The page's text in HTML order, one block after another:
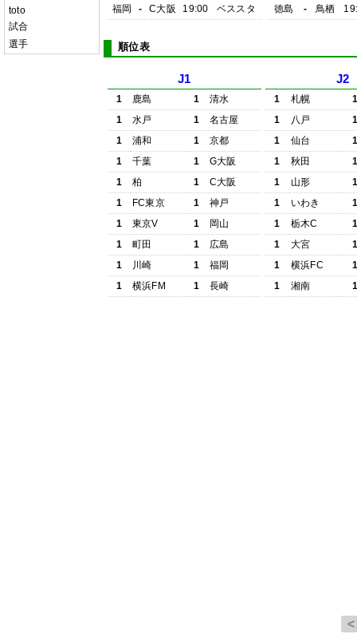
toto
試合
選手
福岡
- C大阪 19:00 ベススタ
徳島
- 鳥栖
順位表
J1
1 鹿島 1
清水
1
水戸 1
名古屋
1
浦和 1
京都
1
千葉 1
G大阪
1
柏 1
C大阪
1
FC東京 1
神戸
1
東京V 1
岡山
1
町田 1
広島
1
川崎 1
福岡
1
横浜FM 1 長崎
J2
1 札幌
1
八戸
1
仙台
1
秋田
1
山形
1
いわき
1
栃木C
1
大宮
1
横浜FC
1
湘南